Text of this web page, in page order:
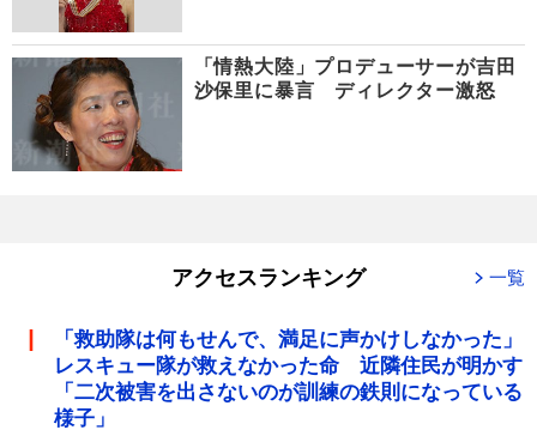
「情熱大陸」プロデューサーが吉田
沙保里に暴言 ディレクター激怒
アクセスランキング 一覧
「救助隊は何もせんで、満足に声かけしなかった」
レスキュー隊が救えなかった命 近隣住民が明かす
「二次被害を出さないのが訓練の鉄則になっている
様子」